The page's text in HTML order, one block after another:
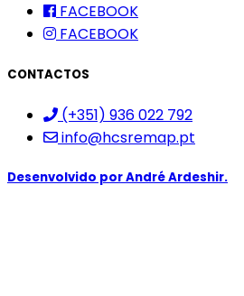
FACEBOOK
FACEBOOK
CONTACTOS
(+351) 936 022 792
info@hcsremap.pt
Desenvolvido porAndré Ardeshir.